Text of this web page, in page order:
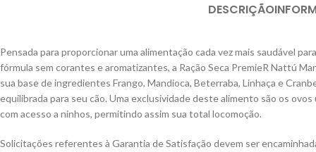
DESCRIÇÃO
Pensada para proporcionar uma alimentação cada vez mais saudável
fórmula sem corantes e aromatizantes, a Ração Seca PremieR Nattú
sua base de ingredientes Frango, Mandioca, Beterraba, Linhaça e
equilibrada para seu cão. Uma exclusividade deste alimento são os
com acesso a ninhos, permitindo assim sua total locomoção.
Solicitações referentes à Garantia de Satisfação devem ser